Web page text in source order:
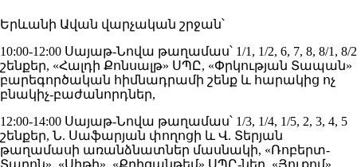
Երևանի Ավան վարչական շրջան՝
10:00-12:00 Սայաթ-Նովա թաղամաս՝ 1/1, 1/2, 6, 7, 8, 8/1, 8/2
շենքեր, «Հալդի Քոնսալթ» ՍՊԸ, «Փրկության Տապան»
բարեգործական հիմնադրամի շենք և հարակից ոչ
բնակիչ-բաժանորդներ,
12:00-14:00 Սայաթ-Նովա թաղամաս՝ 1/3, 1/4, 1/5, 2, 3, 4, 5
շենքեր, Ն. Սաֆարյան փողոցի և Վ. Տերյան
թաղամասի առանձնատներ մասնակի, «Ռոբերտ-
Տարոն», «Սիթի», «Քրիզանթեմ» ՍՊԸ-ներ, «Յուքոմ»